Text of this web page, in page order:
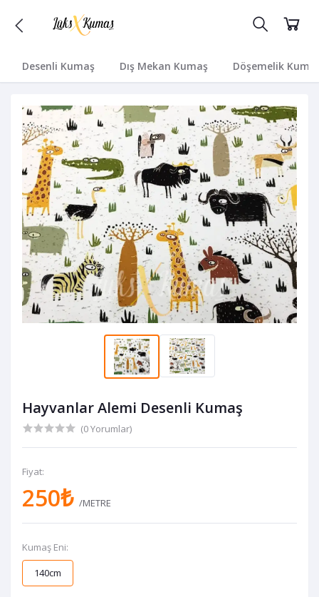
Desenli Kumaş Dış Mekan Kumaş Döşemelik
Hayvanlar Alemi Desenli Kumaş
(0 Yorumlar)
Fiyat:
250₺ /METRE
Kumaş Eni:
140cm